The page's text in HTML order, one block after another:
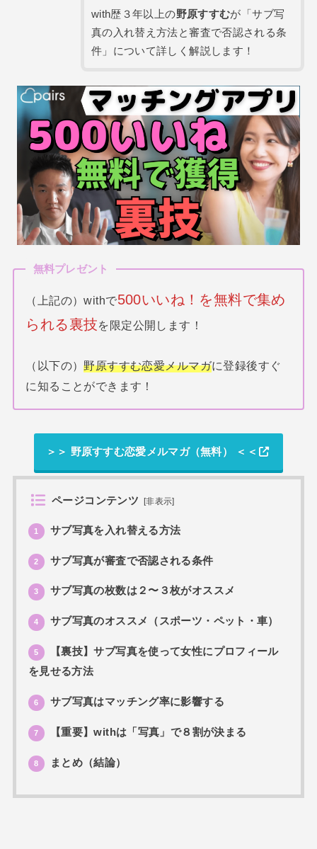
with歴３年以上の野原すすむが「サブ写
真の入れ替え方法と審査で否認される条
件」について詳しく解説します！
無料プレゼント
（上記の）withで500いいね！を無料で集め
られる裏技を限定公開します！
（以下の）野原すすむ恋愛メルマガに登録後すぐ
に知ることができます！
＞＞ 野原すすむ恋愛メルマガ（無料） ＜＜
ページコンテンツ [非表示]
1 サブ写真を入れ替える方法
2 サブ写真が審査で否認される条件
3 サブ写真の枚数は２〜３枚がオススメ
4 サブ写真のオススメ（スポーツ・ペット・車）
5
【裏技】サブ写真を使って女性にプロフィール
を見せる方法
6 サブ写真はマッチング率に影響する
7 【重要】withは「写真」で８割が決まる
8 まとめ（結論）